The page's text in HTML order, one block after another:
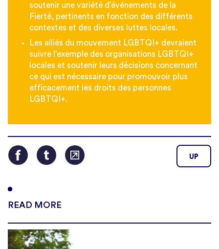
soutenir une variété d’événements de la
Fierté, pertinents en fonction des différents
contextes et des diverses luttes locales.
Les alliés du mouvement LGBTQI+ devraient
suivre l’exemple des organisations LGBTQI+
locales et soutenir leurs décisions concernant
ce qui est nécessaire pour promouvoir plus
efficacement les droits des personnes
LGBTQI+.
UP
READ MORE